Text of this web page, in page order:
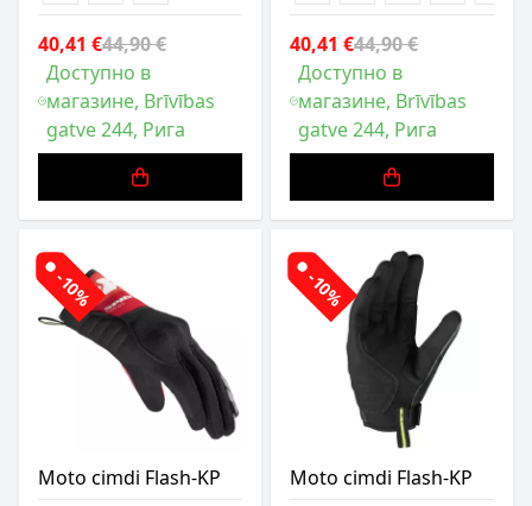
40,41 €44,90 €
Доступно в
магазине, Brīvības
gatve 244, Рига
40,41 €44,90 €
Доступно в
магазине, Brīvības
gatve 244, Рига
-10%
Moto cimdi Flash-KP
-10%
Moto cimdi Flash-KP